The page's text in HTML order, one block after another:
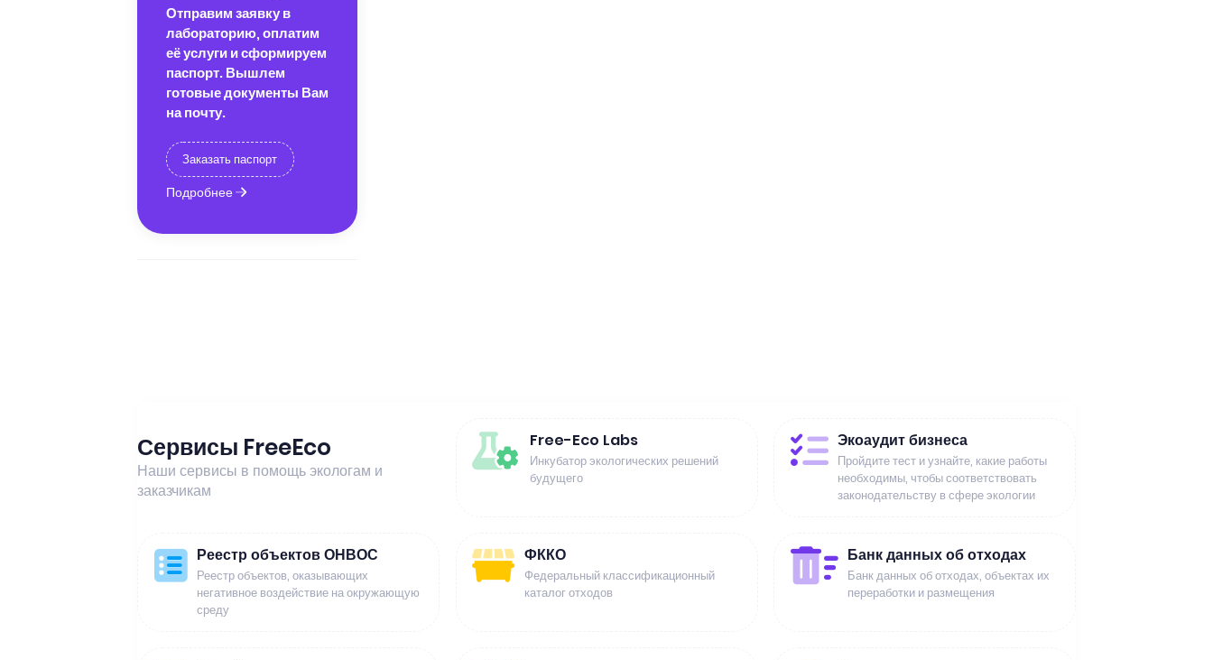
Отправим заявку в
лабораторию, оплатим
её услуги и сформируем
паспорт. Вышлем
готовые документы Вам
на почту.
Заказать паспорт
Подробнее
Сервисы FreeEco
Наши сервисы в помощь экологам и
заказчикам
Free-Eco Labs
Инкубатор экологических решений
будущего
Экоаудит бизнеса
Пройдите тест и узнайте, какие работы
необходимы, чтобы соответствовать
законодательству в сфере экологии
Реестр объектов ОНВОС
Реестр объектов, оказывающих
негативное воздействие на окружающую
среду
ФККО
Федеральный классификационный
каталог отходов
Банк данных об отходах
Банк данных об отходах, объектах их
переработки и размещения